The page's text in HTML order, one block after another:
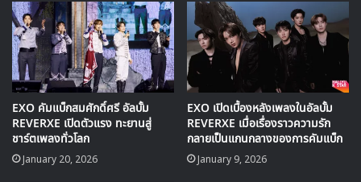
https://www.instagram.com/p/CC0iZ7UJjTZ/
ติดตามชมรายการKing of Mask Singer พร้อมซับไทยได้ทุก
สัปดาห์ที่ Viu
Exy King of Mask Singer WJSN